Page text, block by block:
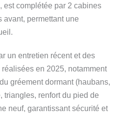
est complétée par 2 cabines
permettant une
un entretien récent et des
en 2025, notamment
gréement dormant (haubans,
triangles, renfort du pied de
neuf, garantissant sécurité et